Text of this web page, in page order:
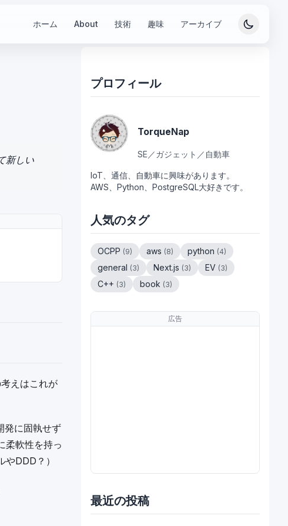
ホーム About 技術 趣味 アーカイブ
新しい
えはこれが
発に固執せず
柔軟性を持っ
DDD？）
プロフィール
TorqueNap
SE／ガジェット／自動車
IoT、通信、自動車に興味があります。
AWS、Python、PostgreSQL大好きです。
人気のタグ
OCPP (9) aws (8) python (4)
general (3) Next.js (3) EV (3)
C++ (3) book (3)
広告
最近の投稿